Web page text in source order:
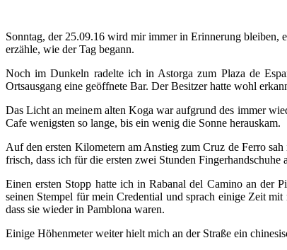
Sonntag, der 25.09.16 wird mir immer in Erinnerung bleiben,
erzähle, wie der Tag begann.
Noch im Dunkeln radelte ich in Astorga zum Plaza de
Ortsausgang eine geöffnete Bar. Der Besitzer hatte wohl
Das Licht an meinem alten Koga war aufgrund des immer
Cafe wenigsten so lange, bis ein wenig die Sonne herauskam.
Auf den ersten Kilometern am Anstieg zum Cruz de Ferro
frisch, dass ich für die ersten zwei Stunden
Einen ersten Stopp hatte ich in Rabanal del Camino an der
seinen Stempel für mein Credential und sprach einige Zeit
dass sie wieder in Pamblona waren.
Einige Höhenmeter weiter hielt mich an der Straße ein